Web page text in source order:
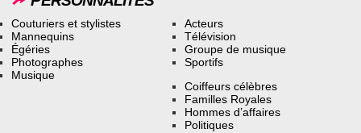
Couturiers et stylistes
Mannequins
Égéries
Photographes
Musique
Acteurs
Télévision
Groupe de musique
Sportifs
Coiffeurs célèbres
Familles Royales
Hommes d’affaires
Politiques